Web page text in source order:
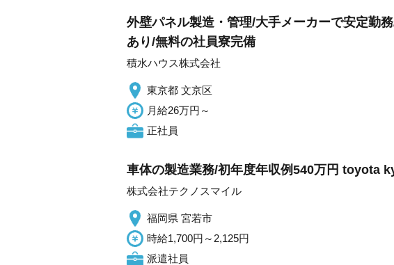
外壁パネル製造・管理/大手メーカーで安定勤
あり/無料の社員寮完備
積水ハウス株式会社
東京都 文京区
月給26万円～
正社員
車体の製造業務/初年度年収例540万円 toyota
株式会社テクノスマイル
福岡県 宮若市
時給1,700円～2,125円
派遣社員